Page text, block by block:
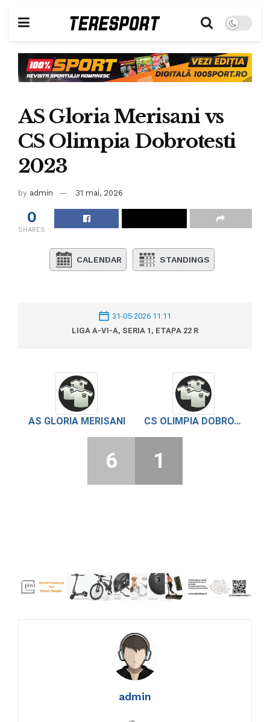
AS Gloria Merisani vs
CS Olimpia Dobrotesti
2023
by admin 31 mai, 2026
0
SHARES
CALENDAR STANDINGS
31-05-2026 11:11
LIGA A-VI-A, SERIA 1, ETAPA 22 R
AS GLORIA MERISANI CS OLIMPIA DOBROTESTI 2023
6 1
admin